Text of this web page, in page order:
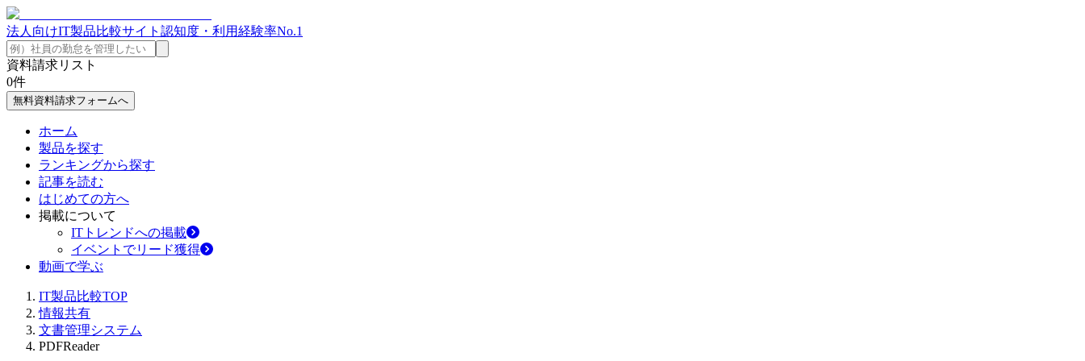
法人向けIT製品比較サイト 認知度・利用経験率No.1
資料請求リスト
0件
無料資料請求フォームへ
ホーム
製品を探す
ランキングから探す
記事を読む
はじめての方へ
掲載について
ITトレンドへの掲載
イベントでリード獲得
動画で学ぶ
IT製品比較TOP
情報共有
文書管理システム
PDFReader